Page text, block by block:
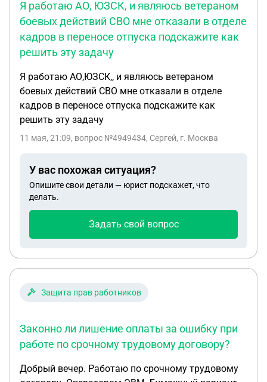
Я работаю АО, ЮЗСК, и являюсь ветераном
боевых действий СВО мне отказали в отделе
кадров в переносе отпуска подскажите как
решить эту задачу
Я работаю АО,ЮЗСК,, и являюсь ветераном
боевых действий СВО мне отказали в отделе
кадров в переносе отпуска подскажите как
решить эту задачу
11 мая, 21:09, вопрос №4949434, Сергей, г. Москва
У вас похожая ситуация?
Опишите свои детали — юрист подскажет, что
делать.
Задать свой вопрос
Защита прав работников
Законно ли лишение оплаты за ошибку при
работе по срочному трудовому договору?
Добрый вечер. Работаю по срочному трудовому